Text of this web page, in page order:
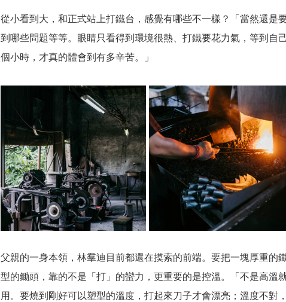
從小看到大，和正式站上打鐵台，感覺有哪些不一樣？「當然還是
到哪些問題等等。眼睛只看得到環境很熱、打鐵要花力氣，等到自
個小時，才真的體會到有多辛苦。」
父親的一身本領，林羣迪目前都還在摸索的前端。要把一塊厚重的
型的鋤頭，靠的不是「打」的蠻力，更重要的是控溫。「不是高溫
用。要燒到剛好可以塑型的溫度，打起來刀子才會漂亮；溫度不對